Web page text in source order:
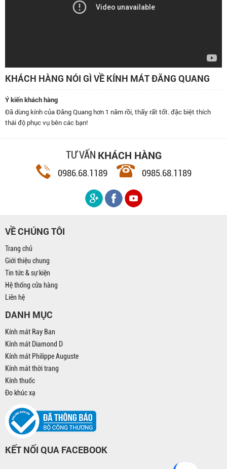
KHÁCH HÀNG NÓI GÌ VỀ KÍNH MÁT ĐĂNG QUANG
Ý kiến khách hàng
Đã dùng kính của Đăng Quang hơn 1 năm rồi, thấy rất tốt. đặc biệt thích
thái độ phục vụ bên các bạn!
TƯ VẤN KHÁCH HÀNG
0986.68.1189 0985.68.1189
VỀ CHÚNG TÔI
Trang chủ
Giới thiệu chung
Tin tức & sự kiện
Hệ thống cửa hàng
Liên hệ
DANH MỤC
Kính mát Ray Ban
Kính mát Diamond D
Kính mát Philippe Auguste
Kính mát thời trang
Kính thuốc
Đo khúc xạ
KẾT NỐI QUA FACEBOOK